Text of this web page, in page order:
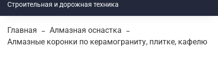
Строительная и дорожная техника
Главная
Алмазная оснастка
Алмазные коронки по керамограниту, плитке, кафелю